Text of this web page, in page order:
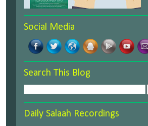
Social Media
Search This Blog
Daily Salaah Recordings